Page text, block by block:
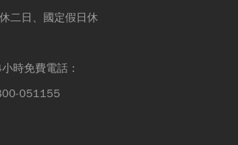
二日、國定假日休
時免費電話：
051155